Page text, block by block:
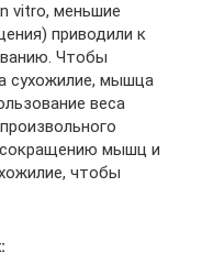
vitro, меньшие
приводили к
Чтобы
сухожилие, мышца
веса
сокращению мышц и
чтобы